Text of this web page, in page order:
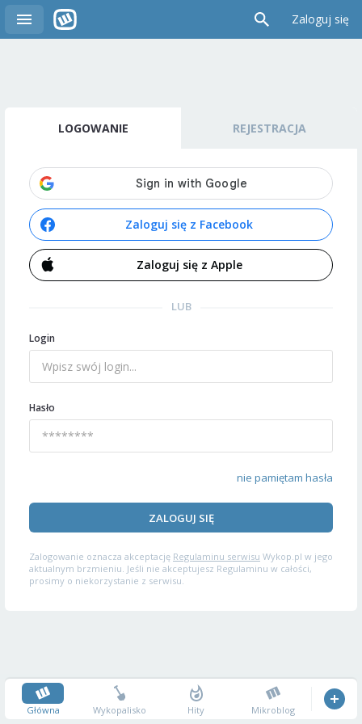
Zaloguj się
LOGOWANIE REJESTRACJA
Zaloguj się z Facebook
Zaloguj się z Apple
LUB
Login
Hasło
nie pamiętam hasła
ZALOGUJ SIĘ
Zalogowanie oznacza akceptację Regulaminu serwisu Wykop.pl w jego
aktualnym brzmieniu. Jeśli nie akceptujesz Regulaminu w całości,
prosimy o niekorzystanie z serwisu.
Główna Wykopalisko Hity Mikroblog